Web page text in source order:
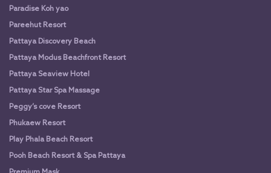
Paradise Koh yao
Pareehut Resort
Pattaya Discovery Beach
Pattaya Modus Beachfront Resort
Pattaya Seaview Hotel
Pattaya Star Spa Massage
Peggy’s cove Resort
Phukaew Resort
Play Phala Beach Resort
Pooh Beach Resort & Spa Pattaya